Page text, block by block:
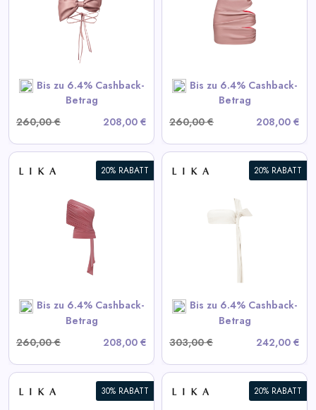
Bis zu 6.4% Cashback-
Betrag
260,00 €
208,00 €
Bis zu 6.4% Cashback-
Betrag
260,00 €
208,00 €
View All LIKA Deals
20% RABATT
Bis zu 6.4% Cashback-
Betrag
260,00 €
208,00 €
20% RABATT
Bis zu 6.4% Cashback-
Betrag
303,00 €
242,00 €
Weißes Lederoberteil
View All LIKA Deals
30% RABATT 20% RABATT